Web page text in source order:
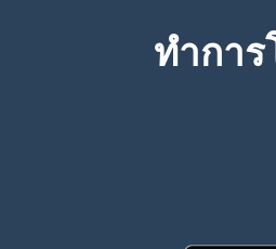
ทำการ